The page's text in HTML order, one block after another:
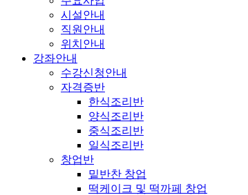
시설안내
직원안내
위치안내
강좌안내
수강신청안내
자격증반
한식조리반
양식조리반
중식조리반
일식조리반
창업반
밑반찬 창업
떡케이크 및 떡까페 창업